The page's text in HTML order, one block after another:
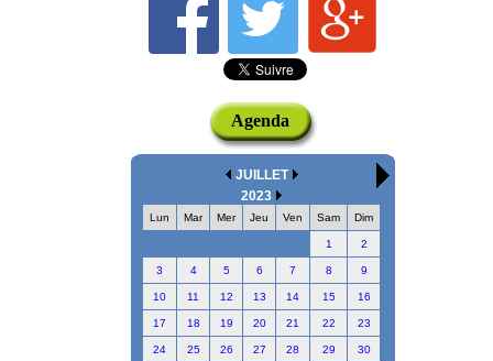
Agenda
JUILLET
2023
Lun Mar Mer Jeu Ven Sam Dim
1 2
3 4 5 6 7 8 9
10 11 12 13 14 15 16
17 18 19 20 21 22 23
24 25 26 27 28 29 30